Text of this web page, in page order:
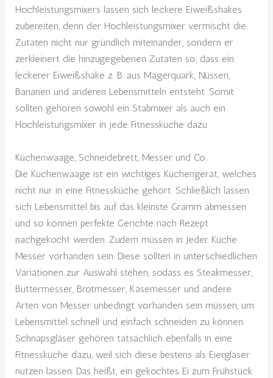
Hochleistungsmixers lassen sich leckere Eiweißshakes
zubereiten, denn der Hochleistungsmixer vermischt die
Zutaten nicht nur gründlich miteinander, sondern er
zerkleinert die hinzugegebenen Zutaten so, dass ein
leckerer Eiweißshake z. B. aus Magerquark, Nüssen,
Bananen und anderen Lebensmitteln entsteht. Somit
sollten gehören sowohl ein Stabmixer als auch ein
Hochleistungsmixer in jede Fitnessküche dazu.
Küchenwaage, Schneidebrett, Messer und Co.
Die Küchenwaage ist ein wichtiges Küchengerät, welches
nicht nur in eine Fitnessküche gehört. Schließlich lassen
sich Lebensmittel bis auf das kleinste Gramm abmessen
und so können perfekte Gerichte nach Rezept
nachgekocht werden. Zudem müssen in jeder Küche
Messer vorhanden sein. Diese sollten in unterschiedlichen
Variationen zur Auswahl stehen, sodass es Steakmesser,
Buttermesser, Brotmesser, Käsemesser und andere
Arten von Messer unbedingt vorhanden sein müssen, um
Lebensmittel schnell und einfach schneiden zu können.
Schnapsgläser gehören tatsächlich ebenfalls in eine
Fitnessküche dazu, weil sich diese bestens als Eiergläser
nutzen lassen. Das heißt, ein gekochtes Ei zum Frühstück